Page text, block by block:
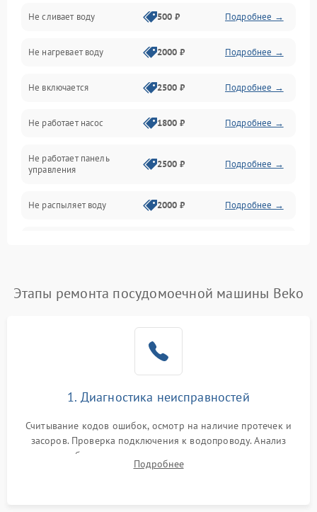
Электропитание
Датчики
Нагрев
Вода
Гигиена
Программное обеспечение
Не сливает воду 500 ₽ Подробнее →
Не нагревает воду 2000 ₽ Подробнее →
Не включается 2500 ₽ Подробнее →
Не работает насос 1800 ₽ Подробнее →
Не работает панель
управления
2500 ₽ Подробнее →
Не распыляет воду 2000 ₽ Подробнее →
воды
1800 ₽ Подробнее →
Проблемы с
Этапы ремонта посудомоечной машины Beko
1. Диагностика неисправностей
Считывание кодов ошибок, осмотр на наличие протечек и
засоров. Проверка подключения к водопроводу. Анализ
жалоб на отсутствие слива, нагрева, вращения
разбрызгивателей или срабатывание системы защиты
Подробнее